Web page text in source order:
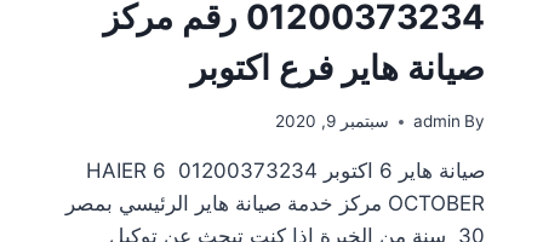
01200373234 رقم مركز
صيانة هاير فرع اكتوبر
By
admin سبتمبر 9, 2020
صيانة هاير 6 اكتوبر 01200373234 HAIER 6
OCTOBER مركز خدمة صيانة هاير الرئيسي بمصر
30 سنة من الخبرة إذا كنت تبحث عن توكيل